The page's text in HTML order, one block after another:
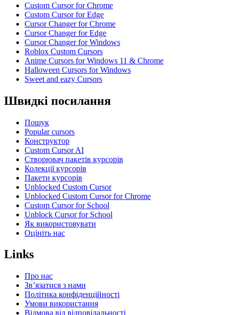
Custom Cursor for Chrome
Custom Cursor for Edge
Cursor Changer for Chrome
Cursor Changer for Edge
Cursor Changer for Windows
Roblox Custom Cursors
Anime Cursors for Windows 11 & Chrome
Halloween Cursors for Windows
Sweet and eazy Cursors
Швидкі посилання
Пошук
Popular cursors
Конструктор
Custom Cursor AI
Створювач пакетів курсорів
Колекції курсорів
Пакети курсорів
Unblocked Custom Cursor
Unblocked Custom Cursor for Chrome
Custom Cursor for School
Unblock Cursor for School
Як використовувати
Оцініть нас
Links
Про нас
Зв’язатися з нами
Політика конфіденційності
Умови використання
Відмова від відповідальності